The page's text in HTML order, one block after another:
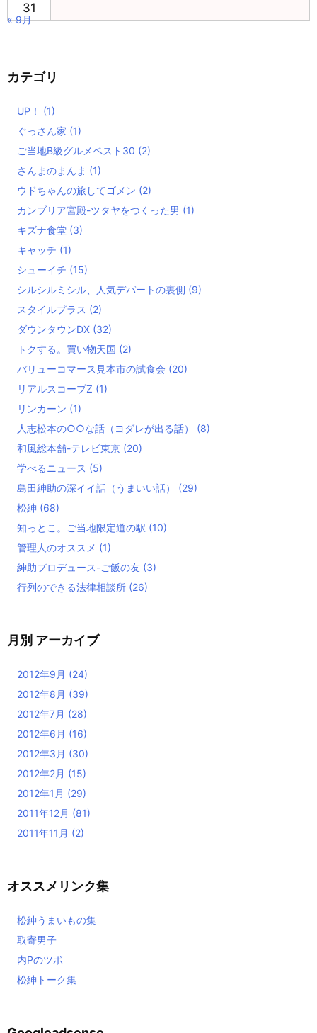
31
« 9月
カテゴリ
UP！ (1)
ぐっさん家 (1)
ご当地B級グルメベスト30 (2)
さんまのまんま (1)
ウドちゃんの旅してゴメン (2)
カンブリア宮殿-ツタヤをつくった男 (1)
キズナ食堂 (3)
キャッチ (1)
シューイチ (15)
シルシルミシル、人気デパートの裏側 (9)
スタイルプラス (2)
ダウンタウンDX (32)
トクする。買い物天国 (2)
バリューコマース見本市の試食会 (20)
リアルスコープZ (1)
リンカーン (1)
人志松本の○○な話（ヨダレが出る話） (8)
和風総本舗-テレビ東京 (20)
学べるニュース (5)
島田紳助の深イイ話（うまいい話） (29)
松紳 (68)
知っとこ。ご当地限定道の駅 (10)
管理人のオススメ (1)
紳助プロデュース-ご飯の友 (3)
行列のできる法律相談所 (26)
月別 アーカイブ
2012年9月 (24)
2012年8月 (39)
2012年7月 (28)
2012年6月 (16)
2012年3月 (30)
2012年2月 (15)
2012年1月 (29)
2011年12月 (81)
2011年11月 (2)
オススメリンク集
松紳うまいもの集
取寄男子
内Pのツボ
松紳トーク集